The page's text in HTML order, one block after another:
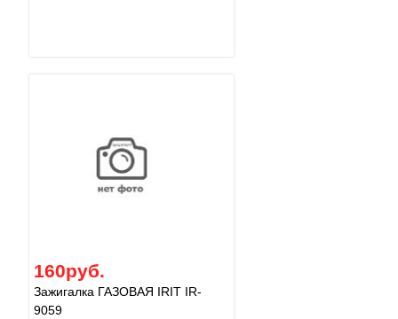
160руб.
Зажигалка ГАЗОВАЯ IRIT IR-
9059